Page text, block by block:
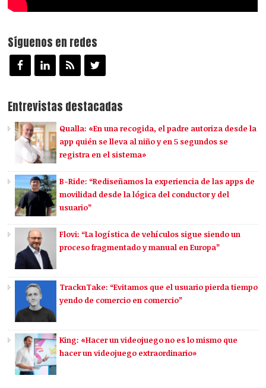
Síguenos en redes
Entrevistas destacadas
Qualla: «En una recogida, el padre autoriza desde la
app quién se lleva al niño y en 5 segundos se
registra en el sistema»
B-Ride: “Rediseñamos la experiencia de las apps de
movilidad desde la lógica del conductor y del
usuario”
Flovi: “La logística de vehículos sigue siendo un
proceso fragmentado y manual en Europa”
TracknTake: “Evitamos que el usuario pierda tiempo
yendo de comercio en comercio”
King: «Hacer un videojuego no es lo mismo que
hacer un videojuego extraordinario»